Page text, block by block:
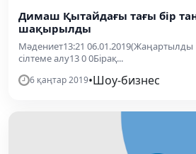
Димаш Қытайдағы тағы бір
шақырылды
Мәдениет13:21 06.01.2019(Жаңартылды
сілтеме алу13 0 0Бірақ...
6 қаңтар 2019•Шоу-бизнес